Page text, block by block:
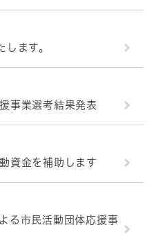
ます。
事業選考結果発表
資金を補助します
る市民活動団体応援事